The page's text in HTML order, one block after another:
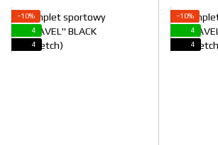
−10%
4
4
−10%
4
4